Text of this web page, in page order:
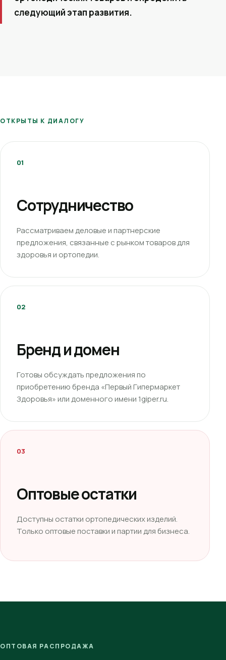
следующий этап развития.
ОТКРЫТЫ К ДИАЛОГУ
01
Сотрудничество
Рассматриваем деловые и партнерские
предложения, связанные с рынком товаров для
здоровья и ортопедии.
02
Бренд и домен
Готовы обсуждать предложения по
приобретению бренда «Первый Гипермаркет
Здоровья» или доменного имени 1giper.ru.
03
Оптовые остатки
Доступны остатки ортопедических изделий.
Только оптовые поставки и партии для бизнеса.
ОПТОВАЯ РАСПРОДАЖА